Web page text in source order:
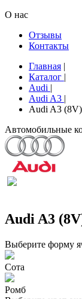
О нас
Отзывы
Контакты
Главная |
Каталог |
Audi |
Audi A3 |
Audi A3
Автомобильные
Audi A3
Выберите форму
Сота
Ромб